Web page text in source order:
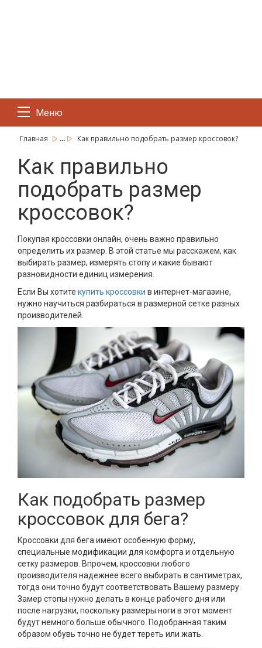
Меню
Главная ... Как правильно подобрать размер кроссовок?
Как правильно
подобрать размер
кроссовок?
Покупая кроссовки онлайн, очень важно правильно
определить их размер. В этой статье мы расскажем, как
выбирать размер, измерять стопу и какие бывают
разновидности единиц измерения.
Если Вы хотите купить кроссовки в интернет-магазине,
нужно научиться разбираться в размерной сетке разных
производителей.
Как подобрать размер
кроссовок для бега?
Кроссовки для бега имеют особенную форму,
специальные модификации для комфорта и отдельную
сетку размеров. Впрочем, кроссовки любого
производителя надежнее всего выбирать в сантиметрах,
тогда они точно будут соответствовать Вашему размеру.
Замер стопы нужно делать в конце рабочего дня или
после нагрузки, поскольку размеры ноги в этот момент
будут немного больше обычного. Подобранная таким
образом обувь точно не будет тереть или жать.